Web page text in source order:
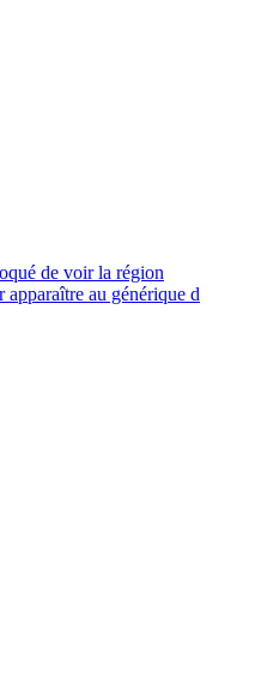
de voir la région
au générique d